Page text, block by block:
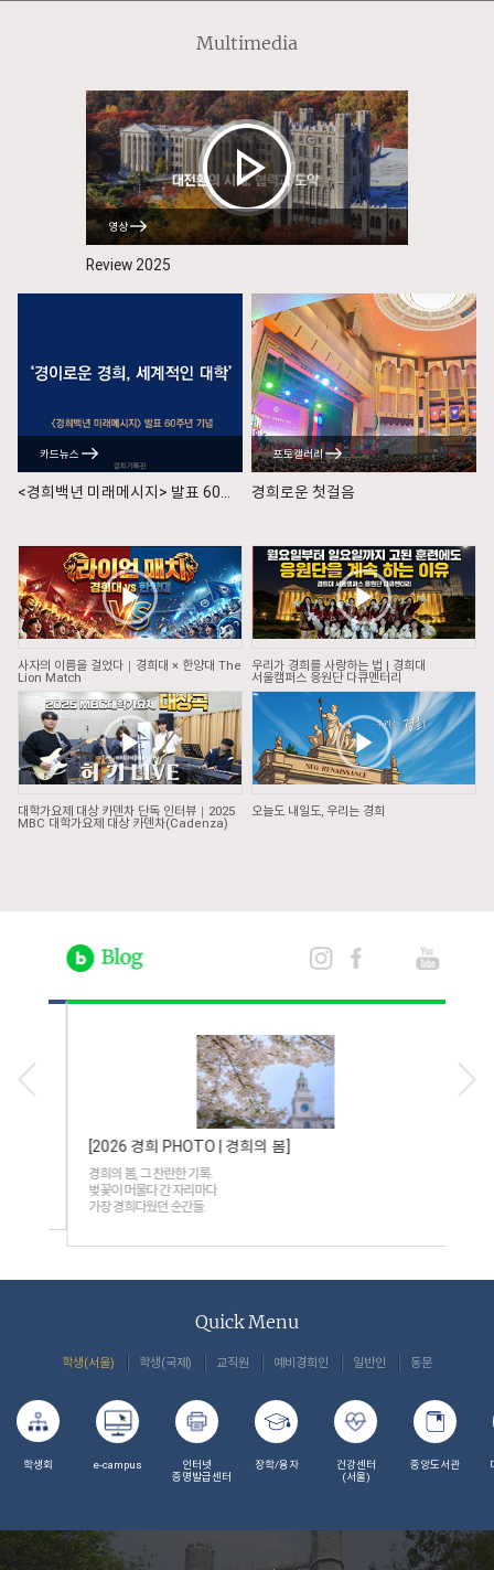
Multimedia
영상
Review 2025
카드뉴스
<경희백년 미래메시지> 발표 60주년 기념
포토갤러리
경희로운 첫걸음
사자의 이름을 걸었다｜경희대 × 한양대 The
Lion Match
우리가 경희를 사랑하는 법 | 경희대
서울캠퍼스 응원단 다큐멘터리
대학가요제 대상 카덴차 단독 인터뷰｜2025
MBC 대학가요제 대상 카덴차(Cadenza)
오늘도 내일도, 우리는 경희
[2026 경희 PHOTO | 경희의 봄]
경희의 봄, 그 찬란한 기록.
벚꽃이 머물다 간 자리마다
가장 경희다웠던 순간들.
Quick Menu
학생(서울) 학생(국제) 교직원 예비경희인 일반인 동문
학생회 e-campus
인터넷
증명발급센터
장학/융자
건강센터
(서울)
중앙도서관